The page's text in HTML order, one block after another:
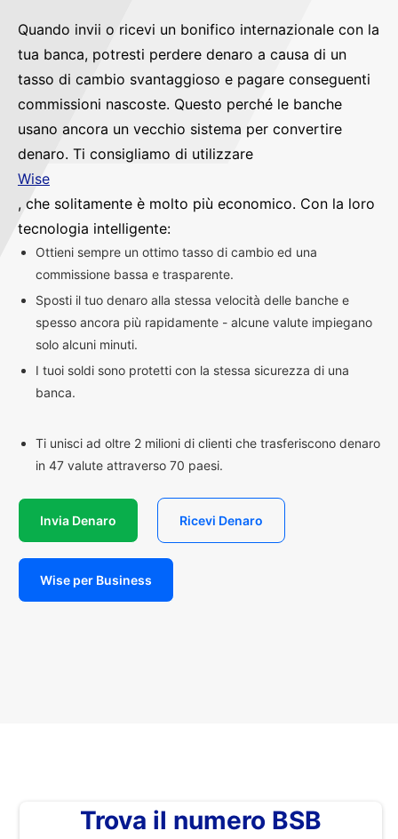
Quando invii o ricevi un bonifico internazionale con la
tua banca, potresti perdere denaro a causa di un
tasso di cambio svantaggioso e pagare conseguenti
commissioni nascoste. Questo perché le banche
usano ancora un vecchio sistema per convertire
denaro. Ti consigliamo di utilizzare
Wise
, che solitamente è molto più economico. Con la loro
tecnologia intelligente:
Ottieni sempre un ottimo tasso di cambio ed una
commissione bassa e trasparente.
Sposti il tuo denaro alla stessa velocità delle banche e
spesso ancora più rapidamente - alcune valute impiegano
solo alcuni minuti.
I tuoi soldi sono protetti con la stessa sicurezza di una
banca.
Ti unisci ad oltre 2 milioni di clienti che trasferiscono denaro
in 47 valute attraverso 70 paesi.
Invia Denaro Ricevi Denaro
Wise per Business
Trova il numero BSB